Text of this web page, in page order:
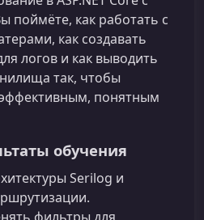
как работать с
как создавать
логов и как выводить
так, чтобы
понятным
обучения
Serilog и